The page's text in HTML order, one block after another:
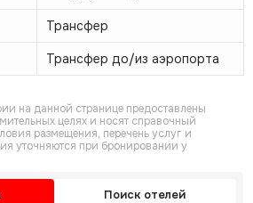
Трансфер
Трансфер до/из аэропорта
на данной странице предоставлены
целях и носят справочный
размещения, перечень услуг и
уточняются при бронировании у
Поиск отелей